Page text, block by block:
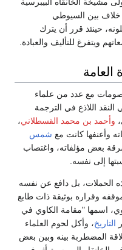
مشيخة الخانقاه البيبرسية
بين السيوطي
حينئذ قرر أن يترك
ويتفرغ للتأليف والعبادة.
مع عدد من علماء
اللاذع في الترجمة
وأحمد بن محمد القسطلاني،
وأعنفها كانت مع شمس
بعض مؤلفاته، واغتصاب
إلى نفسه.
الحملات، بل دافع عن نفسه
وقراره بوثيقة ذات طابع
اسمها "مقامة الكاوي في
التاريخ، وأكل لحوم العلماء
المضطربة بينه وبين بعض